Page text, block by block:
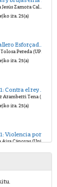
ira. 25(a)
Cavallero Esforçado. La guerra y la violencia como elementos de estatus social en la literatura caballeresca castellana (siglos XIV-XV)
Unax Tolosa Pereda (UPV/EHU)
ira. 25(a)
Aimar Aramberri Tena (UPV/EHU)
ira. 25(a)
L1M1: Violencia por amor en la novela sentimental y pastoril españolas
Laura Aísa Cánovas (Universidad de Alicante)